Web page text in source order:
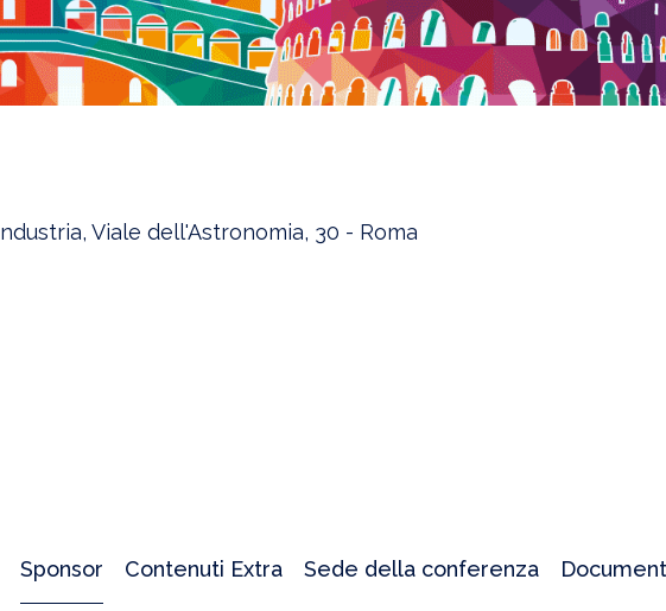
Viale dell'Astronomia, 30 - Roma
Sponsor Contenuti Extra Sede della conferenza